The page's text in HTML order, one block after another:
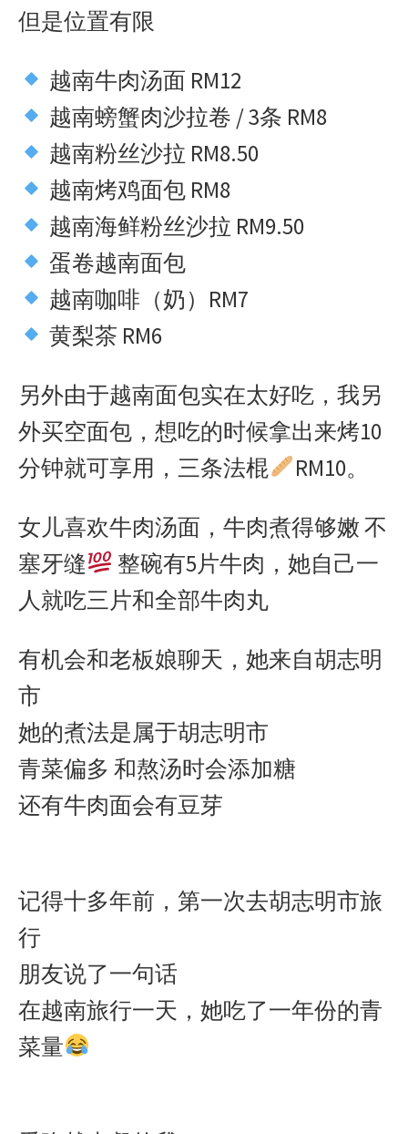
但是位置有限
越南牛肉汤面 RM12
越南螃蟹肉沙拉卷 / 3条 RM8
越南粉丝沙拉 RM8.50
越南烤鸡面包 RM8
越南海鲜粉丝沙拉 RM9.50
蛋卷越南面包
越南咖啡（奶）RM7
黄梨茶 RM6
另外由于越南面包实在太好吃，我另
外买空面包，想吃的时候拿出来烤10
分钟就可享用，三条法棍
RM10。
女儿喜欢牛肉汤面，牛肉煮得够嫩 不
塞牙缝
整碗有5片牛肉，她自己一
人就吃三片和全部牛肉丸
有机会和老板娘聊天，她来自胡志明
市
她的煮法是属于胡志明市
青菜偏多 和熬汤时会添加糖
还有牛肉面会有豆芽
记得十多年前，第一次去胡志明市旅
行
朋友说了一句话
在越南旅行一天，她吃了一年份的青
菜量